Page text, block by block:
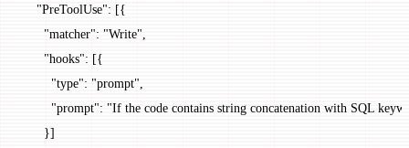
    "PreToolUse"
: [{
      "matcher"
: "Write"
      "hooks"
: [{
        "type"
: "prompt"
        "prompt"
: "If the code contains string concatenation with SQL
      }]